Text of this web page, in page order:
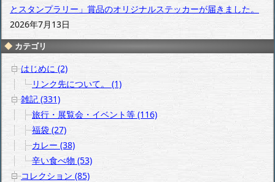
とスタンプラリー」賞品のオリジナルステッカーが届きました。
2026年7月13日
カテゴリ
はじめに (2)
リンク先について。 (1)
雑記 (331)
旅行・展覧会・イベント等 (116)
福袋 (27)
カレー (38)
辛い食べ物 (53)
コレクション (85)